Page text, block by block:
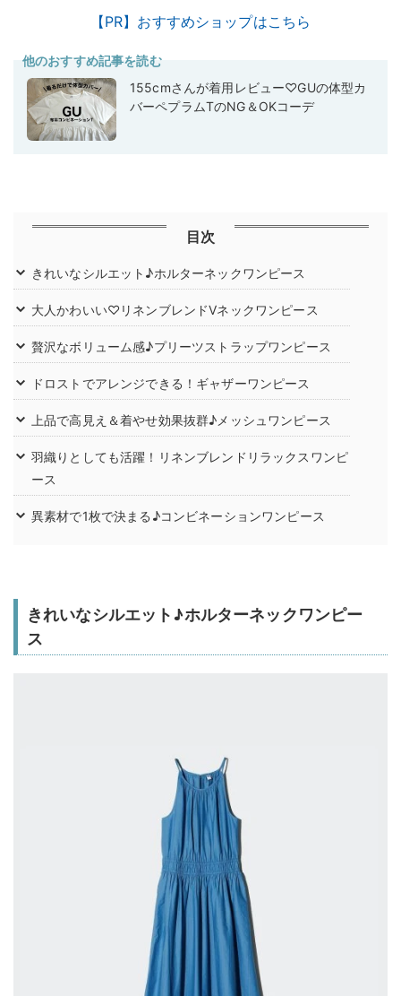
【PR】おすすめショップはこちら
他のおすすめ記事を読む
155cmさんが着用レビュー♡GUの体型カ
バーペプラムTのNG＆OKコーデ
目次
きれいなシルエット♪ホルターネックワンピース
大人かわいい♡リネンブレンドVネックワンピース
贅沢なボリューム感♪プリーツストラップワンピース
ドロストでアレンジできる！ギャザーワンピース
上品で高見え＆着やせ効果抜群♪メッシュワンピース
羽織りとしても活躍！リネンブレンドリラックスワンピ
ース
異素材で1枚で決まる♪コンビネーションワンピース
きれいなシルエット♪ホルターネックワンピー
ス